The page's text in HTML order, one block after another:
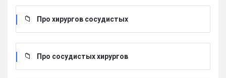
Про хирургов сосудистых
Про сосудистых хирургов